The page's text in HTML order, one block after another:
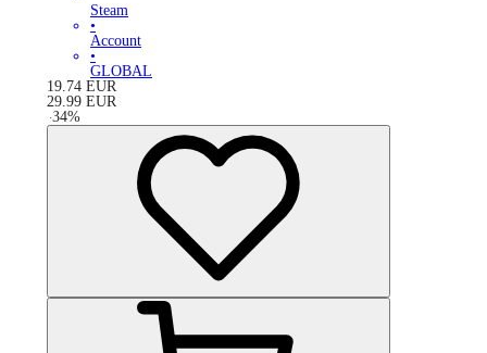
Steam
•
Account
•
GLOBAL
19.74 EUR
29.99 EUR
-34%